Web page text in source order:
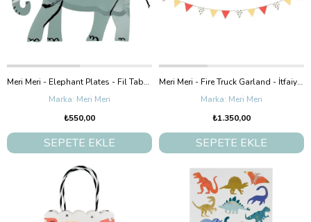
Meri Meri - Elephant Plates - Fil Tabaklar - 8'Li
Meri Meri
₺550,00
SEPETE EKLE
Meri Meri - Fire Truck Garland - İtfaiye Asılan Süs
Meri Meri
₺1.350,00
SEPETE EKLE